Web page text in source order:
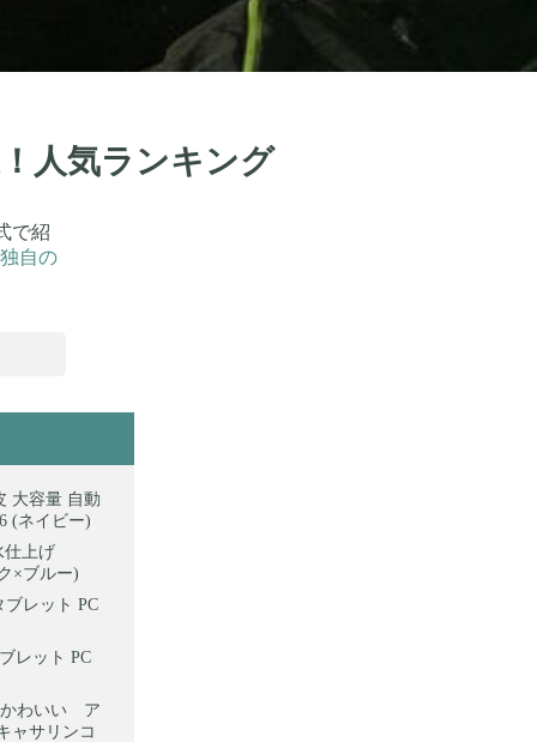
人気ランキング
で紹
独自の
大容量 自動
(ネイビー)
仕上げ
×ブルー)
レット PC
レット PC
わいい ア
ャサリンコ